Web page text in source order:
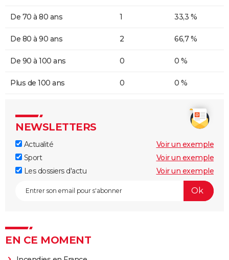
De 70 à 80 ans 1 33,3 %
De 80 à 90 ans 2 66,7 %
De 90 à 100 ans 0 0 %
Plus de 100 ans 0 0 %
NEWSLETTERS
Actualité
Voir un exemple
Sport
Voir un exemple
Les dossiers d'actu
Voir un exemple
EN CE MOMENT